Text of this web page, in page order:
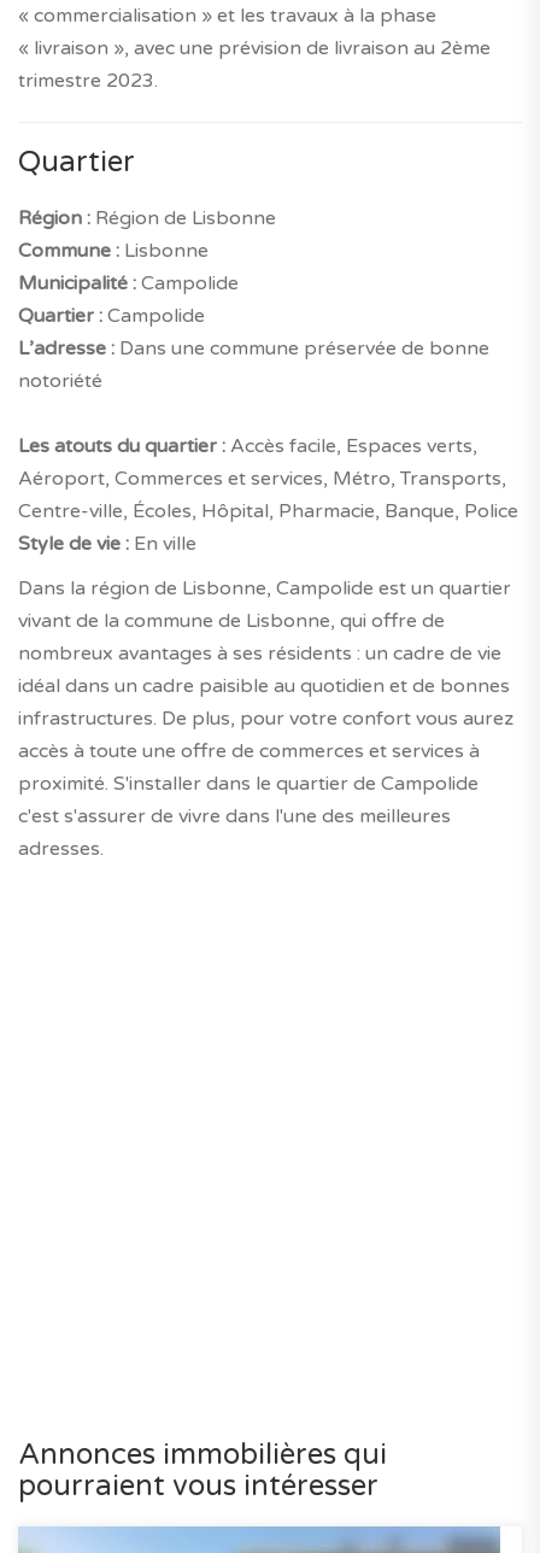
« commercialisation » et les travaux à la phase
« livraison », avec une prévision de livraison au 2ème
trimestre 2023.
Quartier
Région : Région de Lisbonne
Commune : Lisbonne
Municipalité : Campolide
Quartier : Campolide
L’adresse : Dans une commune préservée de bonne
notoriété
Les atouts du quartier : Accès facile, Espaces verts,
Aéroport, Commerces et services, Métro, Transports,
Centre-ville, Écoles, Hôpital, Pharmacie, Banque, Police
Style de vie : En ville
Dans la région de Lisbonne, Campolide est un quartier
vivant de la commune de Lisbonne, qui offre de
nombreux avantages à ses résidents : un cadre de vie
idéal dans un cadre paisible au quotidien et de bonnes
infrastructures. De plus, pour votre confort vous aurez
accès à toute une offre de commerces et services à
proximité. S'installer dans le quartier de Campolide
c'est s'assurer de vivre dans l'une des meilleures
adresses.
Annonces immobilières qui
pourraient vous intéresser